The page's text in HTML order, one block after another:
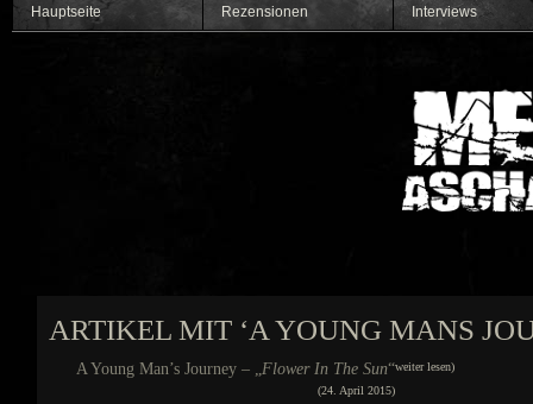
Hauptseite Rezensionen Interviews
ARTIKEL MIT ‘A YOUNG MANS
A Young Man’s Journey – „Flower In The Sun“
(24. April 2015)
weiter lesen)